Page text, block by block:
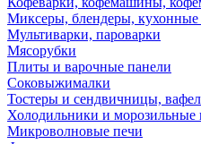
Миксеры, блендеры,
Мультиварки, пароварки
Мясорубки
Плиты и варочные панели
Соковыжималки
Тостеры и сендвичницы,
Холодильники и морозильные
Микроволновые печи